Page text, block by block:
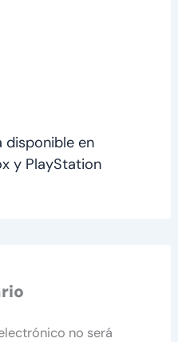
disponible en
y PlayStation
no será